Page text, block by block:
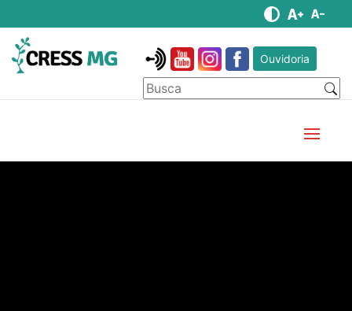
Ouvidoria